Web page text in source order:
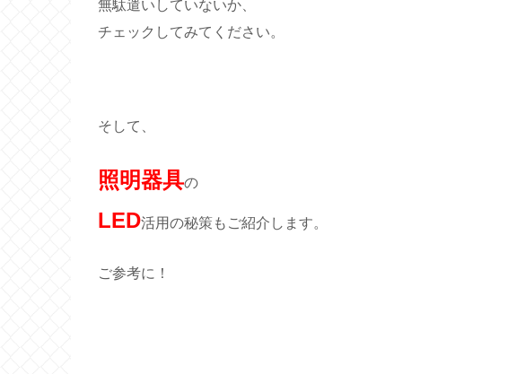
無駄遣いしていないか、
チェックしてみてください。
そして、
照明器具の
LED活用の秘策もご紹介します。
ご参考に！